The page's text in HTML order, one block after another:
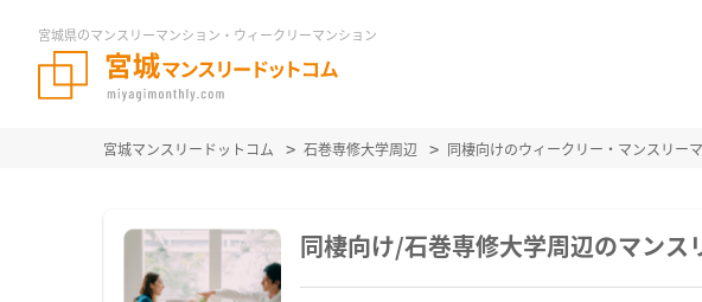
宮城県のマンスリーマンション・ウィークリーマンション
宮城マンスリードットコム 石巻専修大学周辺 同棲向けのウィークリー・マンスリー
同棲向け/石巻専修大学周辺のマン